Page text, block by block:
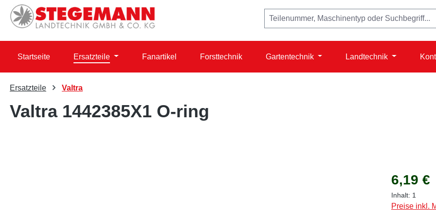
Hauptinhalt springen
Zur Suche springen
Zur Hauptnavigation springen
Startseite Ersatzteile Fanartikel Forsttechnik Gartentechnik Landtechnik
Ersatzteile Valtra
Valtra 1442385X1 O-ring
Regulärer
6,19 €
Inhalt: 1
Preise inkl.